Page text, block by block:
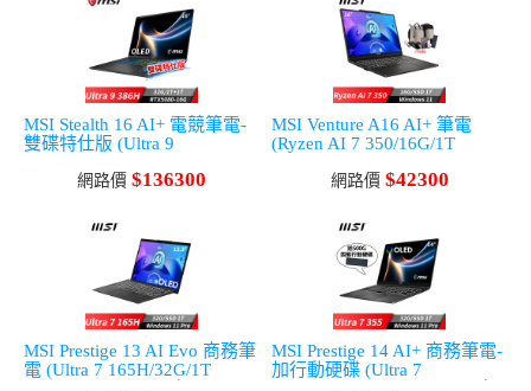
MSI Stealth 16 AI+ 電競筆電-
雙碟特仕版 (Ultra 9
網路價 $136300
MSI Venture A16 AI+ 筆電
(Ryzen AI 7 350/16G/1T
網路價 $42300
MSI Prestige 13 AI Evo 商務筆
電 (Ultra 7 165H/32G/1T
MSI Prestige 14 AI+ 商務筆電-
加行動硬碟 (Ultra 7